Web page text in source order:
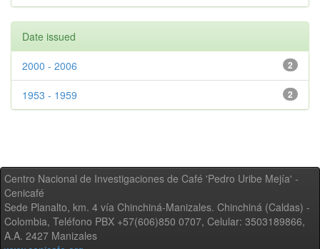
Date issued
2
2000 - 2006
2
1953 - 1959
Centro Nacional de Investigaciones de Café 'Pedro Uribe Mejía' -
Cenicafé
Sede Planalto, km. 4 vía Chinchiná-Manizales. Chinchiná (Caldas) -
Colombia, Teléfono PBX +57(606)850 0707, Celular: 3503189866,
A.A. 2427 Manizales